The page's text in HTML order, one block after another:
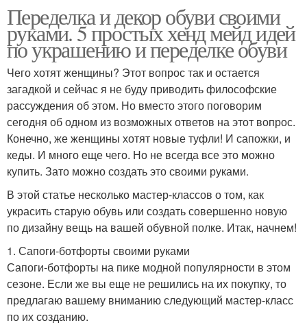
Переделка и декор обуви своими
руками. 5 простых хенд мейд идей
по украшению и переделке обуви
Чего хотят женщины? Этот вопрос так и остается
загадкой и сейчас я не буду приводить философские
рассуждения об этом. Но вместо этого поговорим
сегодня об одном из возможных ответов на этот вопрос.
Конечно, же женщины хотят новые туфли! И сапожки, и
кеды. И много еще чего. Но не всегда все это можно
купить. Зато можно создать это своими руками.
В этой статье несколько мастер-классов о том, как
украсить старую обувь или создать совершенно новую
по дизайну вещь на вашей обувной полке. Итак, начнем!
1. Сапоги-ботфорты своими руками
Сапоги-ботфорты на пике модной популярности в этом
сезоне. Если же вы еще не решились на их покупку, то
предлагаю вашему вниманию следующий мастер-класс
по их созданию.